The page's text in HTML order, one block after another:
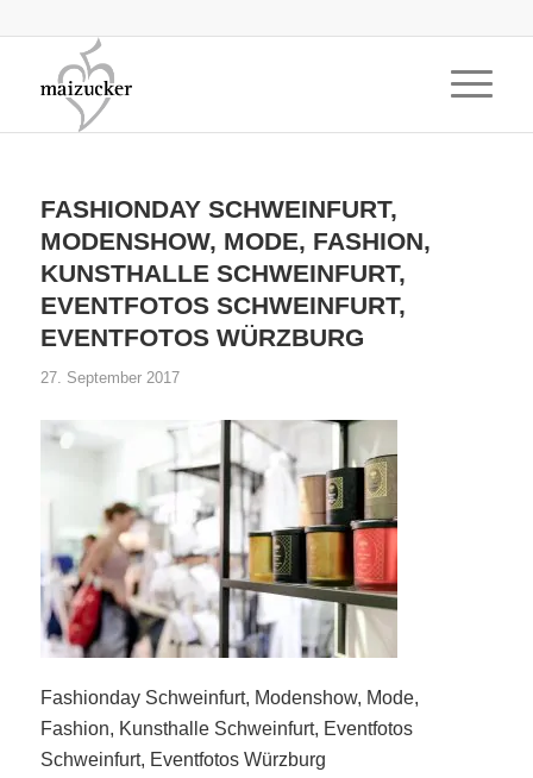
FASHIONDAY SCHWEINFURT,
MODENSHOW, MODE, FASHION,
KUNSTHALLE SCHWEINFURT,
EVENTFOTOS SCHWEINFURT,
EVENTFOTOS WÜRZBURG
27. September 2017
Fashionday Schweinfurt, Modenshow, Mode,
Fashion, Kunsthalle Schweinfurt, Eventfotos
Schweinfurt, Eventfotos Würzburg